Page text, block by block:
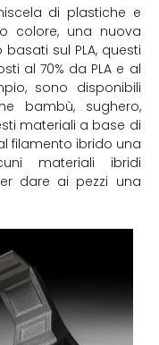
di plastiche e
colore, una nuova
sul PLA, questi
al 70% da PLA e al
sono disponibili
bambù, sughero,
materiali a base di
filamento ibrido una
materiali ibridi
dare ai pezzi una